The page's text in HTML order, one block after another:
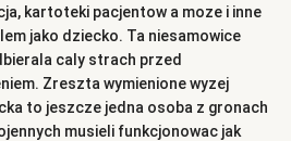
kartoteki pacjentow a moze i inne
jako dziecko. Ta niesamowice
caly strach przed
Zreszta wymienione wyzej
to jeszcze jedna osoba z gronach
musieli funkcjonowac jak